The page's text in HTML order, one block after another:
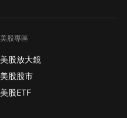
美股專區
美股放大鏡
美股股市
美股ETF